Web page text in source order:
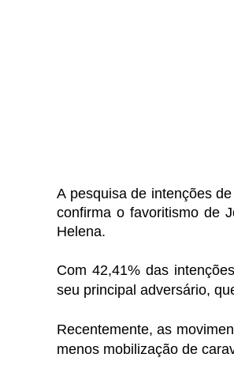
A pesquisa de intenções
confirma o favoritismo de
Helena.
Com 42,41% das
seu principal adversário,
Recentemente, as
menos mobilização de